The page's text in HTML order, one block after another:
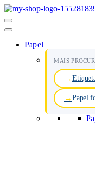
Menu
de
Papel
MAIS
Papel